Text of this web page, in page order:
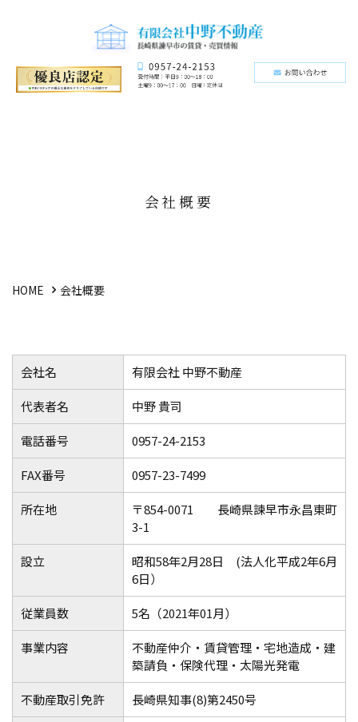
会社概要
HOME 会社概要
会社名 有限会社 中野不動産
代表者名 中野 貴司
電話番号 0957-24-2153
FAX番号 0957-23-7499
所在地
〒854-0071 長崎県諫早市永昌東町
3-1
設立
昭和58年2月28日 (法人化平成2年6月
6日）
従業員数 5名（2021年01月）
事業内容
不動産仲介・賃貸管理・宅地造成・建
築請負・保険代理・太陽光発電
不動産取引免許 長崎県知事(8)第2450号